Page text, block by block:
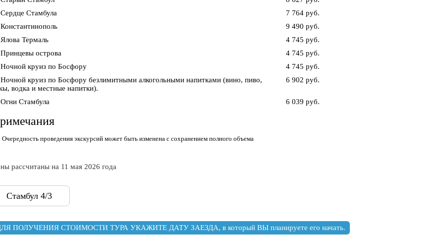
Стамбула
7 764 руб.
9 490 руб.
Термаль
4 745 руб.
острова
4 745 руб.
круиз по Босфору
4 745 руб.
круиз по Босфору безлимитными алкогольными напитками (вино, пиво,
водка и местные напитки).
6 902 руб.
Стамбула 6 039 руб.
Очередность проведения экскурсий может быть изменена с сохранением полного объема
рассчитаны на 11 мая 2026 года
Стамбул 4/3
ПОЛУЧЕНИЯ СТОИМОСТИ ТУРА УКАЖИТЕ ДАТУ ЗАЕЗДА, в который ВЫ планируете его начать.